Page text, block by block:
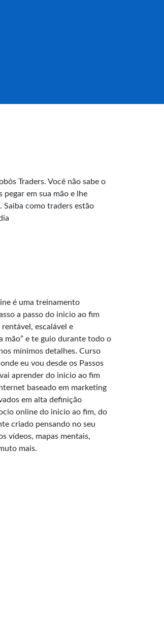
Traders. Você não sabe o
pegar em sua mão e lhe
Saiba como traders estão
é uma treinamento
a passo do inicio ao fim
escalável e
mão” e te guio durante todo o
mínimos detalhes. Curso
eu vou desde os Passos
aprender do inicio ao fim
baseado em marketing
em alta definição
online do inicio ao fim, do
criado pensando no seu
vídeos, mapas mentais,
mais.